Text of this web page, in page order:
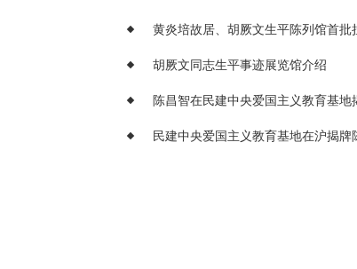
黄炎培故居、胡厥文生平陈列馆首批
胡厥文同志生平事迹展览馆介绍
陈昌智在民建中央爱国主义教育基地
民建中央爱国主义教育基地在沪揭牌